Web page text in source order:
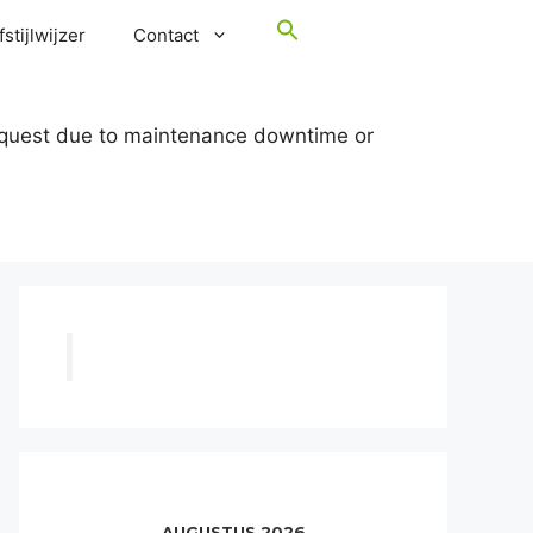
Contact
due to maintenance downtime or